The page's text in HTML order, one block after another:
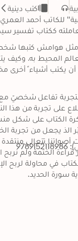
كتب دينية
ككتاب تفسير
سورة الحديد.